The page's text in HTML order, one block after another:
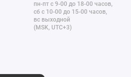
пн-пт с 9-00 до 18-00 часов,
сб с 10-00 до 15-00 часов,
вс выходной
(MSK, UTC+3)